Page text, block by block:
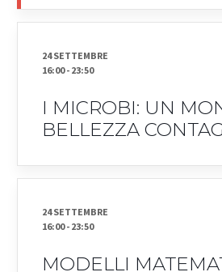
24 SETTEMBRE
16:00- 23:50
I MICROBI: UN
BELLEZZA
24 SETTEMBRE
16:00- 23:50
MODELLI